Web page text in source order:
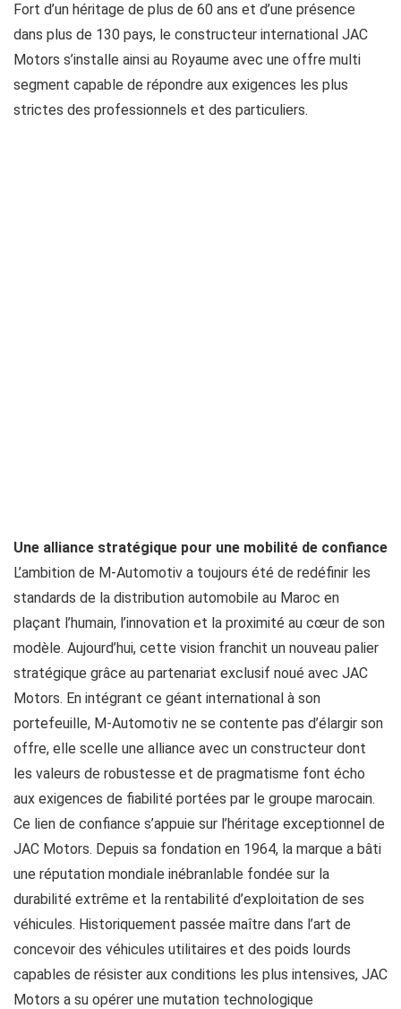
Fort d’un héritage de plus de 60 ans et d’une présence
dans plus de 130 pays, le constructeur international JAC
Motors s’installe ainsi au Royaume avec une offre multi
segment capable de répondre aux exigences les plus
strictes des professionnels et des particuliers.
Une alliance stratégique pour une mobilité de confiance
L’ambition de M-Automotiv a toujours été de redéfinir les
standards de la distribution automobile au Maroc en
plaçant l’humain, l’innovation et la proximité au cœur de son
modèle. Aujourd’hui, cette vision franchit un nouveau palier
stratégique grâce au partenariat exclusif noué avec JAC
Motors. En intégrant ce géant international à son
portefeuille, M-Automotiv ne se contente pas d’élargir son
offre, elle scelle une alliance avec un constructeur dont
les valeurs de robustesse et de pragmatisme font écho
aux exigences de fiabilité portées par le groupe marocain.
Ce lien de confiance s’appuie sur l’héritage exceptionnel de
JAC Motors. Depuis sa fondation en 1964, la marque a bâti
une réputation mondiale inébranlable fondée sur la
durabilité extrême et la rentabilité d’exploitation de ses
véhicules. Historiquement passée maître dans l’art de
concevoir des véhicules utilitaires et des poids lourds
capables de résister aux conditions les plus intensives, JAC
Motors a su opérer une mutation technologique